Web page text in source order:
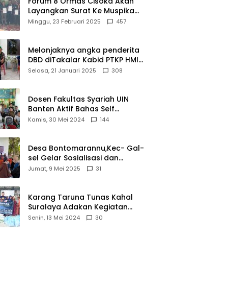
2026
Berprestasi
Layangkan Surat Ke Muspika
Atas Adanya Kantor Matel di
Minggu, 23 Februari 2025 457
Melonjaknya angka penderita
DBD diTakalar Kabid PTKP HMI
Cab.Takalar angkat bicara
Selasa, 21 Januari 2025 308
Dosen Fakultas Syariah UIN
Banten Aktif Bahas Self
Declare Halal dalam Forum
Kamis, 30 Mei 2024 144
Desa Bontomarannu,Kec- Gal-
sel Gelar Sosialisasi dan
Bimtek Pemutakhiran Data ID
Jumat, 9 Mei 2025 31
Karang Taruna Tunas Kahal
Suralaya Adakan Kegiatan
Bansos Terhadap Kaum
Senin, 13 Mei 2024 30